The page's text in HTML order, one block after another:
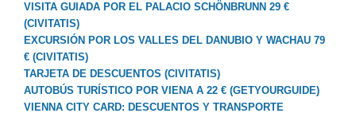
VISITA GUIADA POR EL PALACIO SCHÖNBRUNN 29 €
(CIVITATIS)
EXCURSIÓN POR LOS VALLES DEL DANUBIO Y WACHAU 79
€ (CIVITATIS)
TARJETA DE DESCUENTOS (CIVITATIS)
AUTOBÚS TURÍSTICO POR VIENA A 22 € (GETYOURGUIDE)
VIENNA CITY CARD: DESCUENTOS Y TRANSPORTE